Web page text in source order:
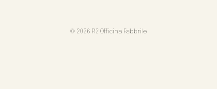
© 2026 R2 Officina Fabbrile